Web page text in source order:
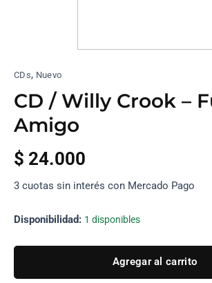
CDs, Nuevo
CD / Willy Crook –
Amigo
$ 24.000
3 cuotas sin interés con Mercado Pago
Disponibilidad: 1 disponibles
Agregar al carrito